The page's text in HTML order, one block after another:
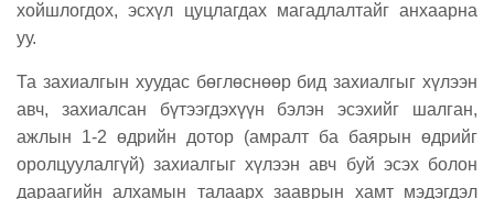
хойшлогдох, эсхүл цуцлагдах магадлалтайг анхаарна
уу.
Та захиалгын хуудас бөглөснөөр бид захиалгыг хүлээн
авч, захиалсан бүтээгдэхүүн бэлэн эсэхийг шалган,
ажлын 1-2 өдрийн дотор (амралт ба баярын өдрийг
оролцуулалгүй) захиалгыг хүлээн авч буй эсэх болон
дараагийн алхамын талаарх зааврын хамт мэдэгдэл